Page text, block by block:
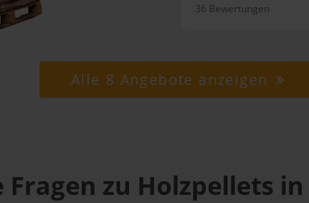
36 Bewertungen
Alle 8 Angebote anzeigen
Fragen zu Holzpellets